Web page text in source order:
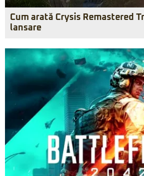
Cum arată Crysis Remastered
lansare